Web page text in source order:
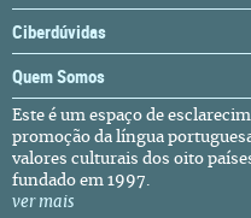
Ciberdúvidas
Quem Somos
Este é um espaço de
promoção da língua
valores culturais dos oito
fundado em 1997.
ver mais